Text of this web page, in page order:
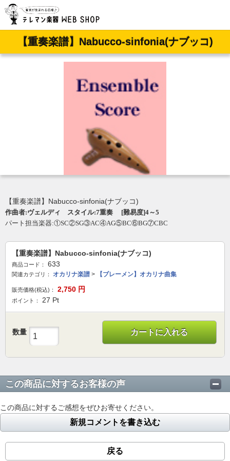
【重奏楽譜】Nabucco-sinfonia(ナブッコ)
【重奏楽譜】Nabucco-sinfonia(ナブッコ)
作曲者:ヴェルディ スタイル:7重奏 [難易度]4～5
パート担当楽器:①SC②SG③AC④AG⑤BC⑥BG⑦CBC
【重奏楽譜】Nabucco-sinfonia(ナブッコ)
商品コード： 633
関連カテゴリ： オカリナ楽譜 > 【ブレーメン】オカリナ曲集
販売価格(税込)： 2,750 円
ポイント： 27 Pt
数量 カートに入れる
この商品に対するお客様の声
この商品に対するご感想をぜひお寄せください。
新規コメントを書き込む
戻る